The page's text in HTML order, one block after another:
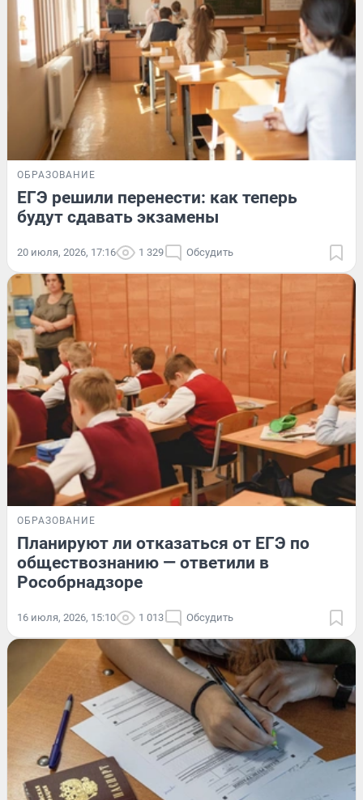
ОБРАЗОВАНИЕ
ЕГЭ решили перенести: как теперь
будут сдавать экзамены
20 июля, 2026, 17:16 1 329 Обсудить
ОБРАЗОВАНИЕ
Планируют ли отказаться от ЕГЭ по
обществознанию — ответили в
Рособрнадзоре
16 июля, 2026, 15:10 1 013 Обсудить